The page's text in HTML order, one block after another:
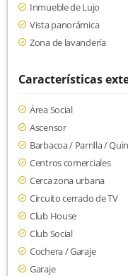
Inmueble de Lujo
Vista panorámica
Zona de lavandería
Características
Área Social
Ascensor
Barbacoa / Parrilla /
Centros comerciales
Cerca zona urbana
Circuito cerrado de TV
Club House
Club Social
Cochera / Garaje
Garaje